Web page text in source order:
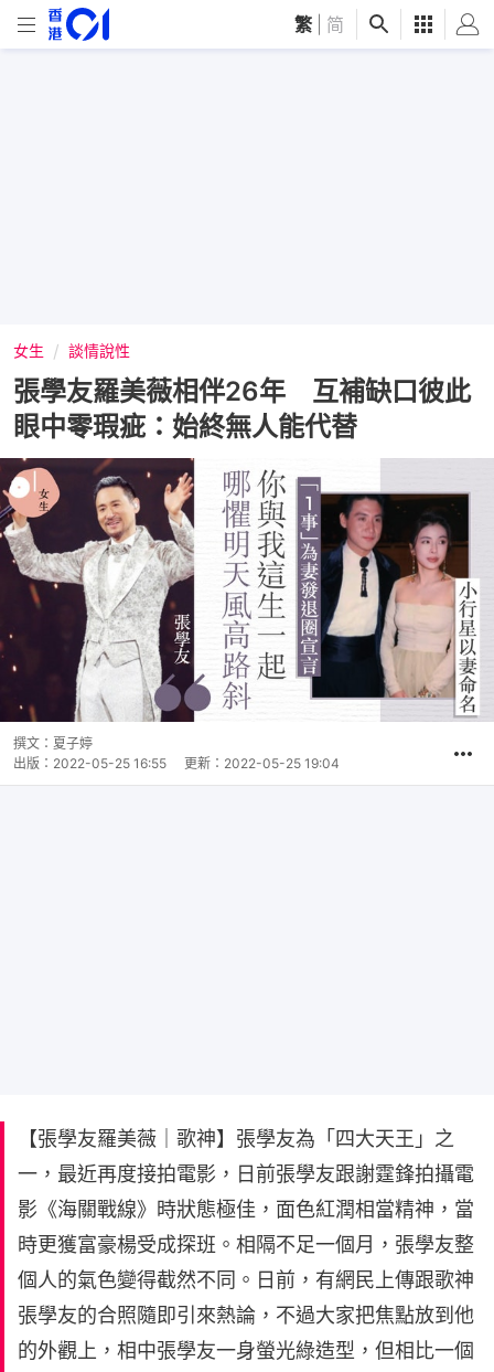
繁 简
女生 談情說性
張學友羅美薇相伴26年 互補缺口彼此
眼中零瑕疵：始終無人能代替
撰文： 夏子婷
出版： 2022-05-25 16:55 更新： 2022-05-25 19:04
【張學友羅美薇｜歌神】張學友為「四大天王」之
一，最近再度接拍電影，日前張學友跟謝霆鋒拍攝電
影《海關戰線》時狀態極佳，面色紅潤相當精神，當
時更獲富豪楊受成探班。相隔不足一個月，張學友整
個人的氣色變得截然不同。日前，有網民上傳跟歌神
張學友的合照隨即引來熱論，不過大家把焦點放到他
的外觀上，相中張學友一身螢光綠造型，但相比一個